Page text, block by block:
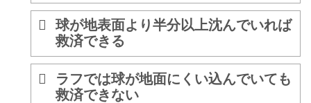
球が地表面より半分以上沈んでいれば
救済できる
ラフでは球が地面にくい込んでいても
救済できない